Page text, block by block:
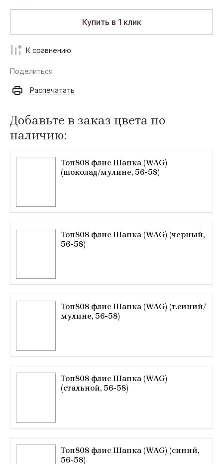
Купить в 1 клик
К сравнению
Поделиться
Распечатать
Добавьте в заказ цвета по
наличию:
Топ808 флис Шапка (WAG)
(шоколад/мулине, 56-58)
Топ808 флис Шапка (WAG) (черный,
56-58)
Топ808 флис Шапка (WAG) (т.синий/
мулине, 56-58)
Топ808 флис Шапка (WAG)
(стальной, 56-58)
Топ808 флис Шапка (WAG) (синий,
56-58)